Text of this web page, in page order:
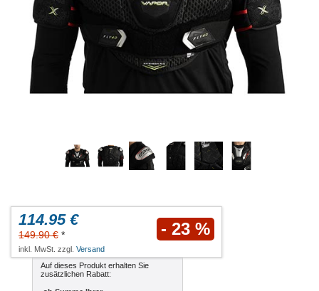
114.95 €
149.90 € * - 23 %
inkl. MwSt. zzgl. Versand
Auf dieses Produkt erhalten Sie
zusätzlichen Rabatt: